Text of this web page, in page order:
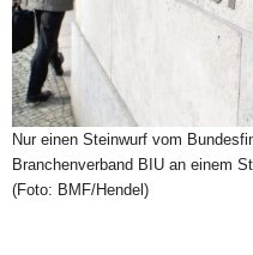
Nur einen Steinwurf vom
Branchenverband BIU an einem
(Foto: BMF/Hendel)